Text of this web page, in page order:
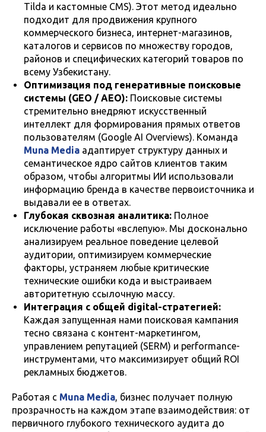
Tilda и кастомные CMS). Этот метод идеально
подходит для продвижения крупного
коммерческого бизнеса, интернет-магазинов,
каталогов и сервисов по множеству городов,
районов и специфических категорий товаров по
всему Узбекистану.
Оптимизация под генеративные поисковые
системы (GEO / AEO): Поисковые системы
стремительно внедряют искусственный
интеллект для формирования прямых ответов
пользователям (Google AI Overviews). Команда
Muna Media адаптирует структуру данных и
семантическое ядро сайтов клиентов таким
образом, чтобы алгоритмы ИИ использовали
информацию бренда в качестве первоисточника и
выдавали ее в ответах.
Глубокая сквозная аналитика: Полное
исключение работы «вслепую». Мы досконально
анализируем реальное поведение целевой
аудитории, оптимизируем коммерческие
факторы, устраняем любые критические
технические ошибки кода и выстраиваем
авторитетную ссылочную массу.
Интеграция с общей digital-стратегией:
Каждая запущенная нами поисковая кампания
тесно связана с контент-маркетингом,
управлением репутацией (SERM) и performance-
инструментами, что максимизирует общий ROI
рекламных бюджетов.
Работая с Muna Media , бизнес получает полную
прозрачность на каждом этапе взаимодействия: от
первичного глубокого технического аудита до